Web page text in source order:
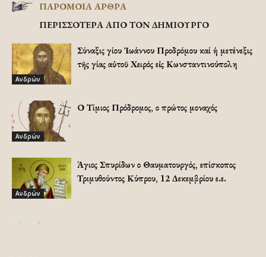
ΠΑΡΟΜΟΙΑ ΑΡΘΡΑ
ΠΕΡΙΣΣΟΤΕΡΑ ΑΠΟ ΤΟΝ ΔΗΜΙΟΥΡΓΟ
Ανδρών
Σύναξις Ἁγίου Ἰωάννου Προδρόμου καί ἡ μετένεξις
τῆς Ἁγίας αὐτοῦ Χειρός εἰς Κωνσταντινούπολη
Ανδρών
Ο Τίμιος Πρόδρομος, ο πρώτος μοναχός
Ανδρών
Άγιος Σπυρίδων ο Θαυματουργός, επίσκοπος
Τριμυθούντος Κύπρου, 12 Δεκεμβρίου ε.ε.